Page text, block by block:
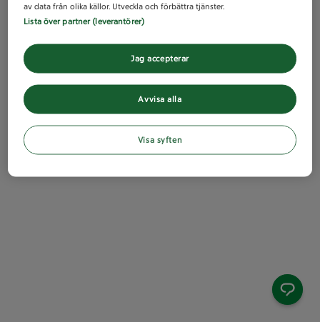
av data från olika källor. Utveckla och förbättra tjänster.
Lista över partner (leverantörer)
Avvisa alla
Jag accepterar
Visa syften